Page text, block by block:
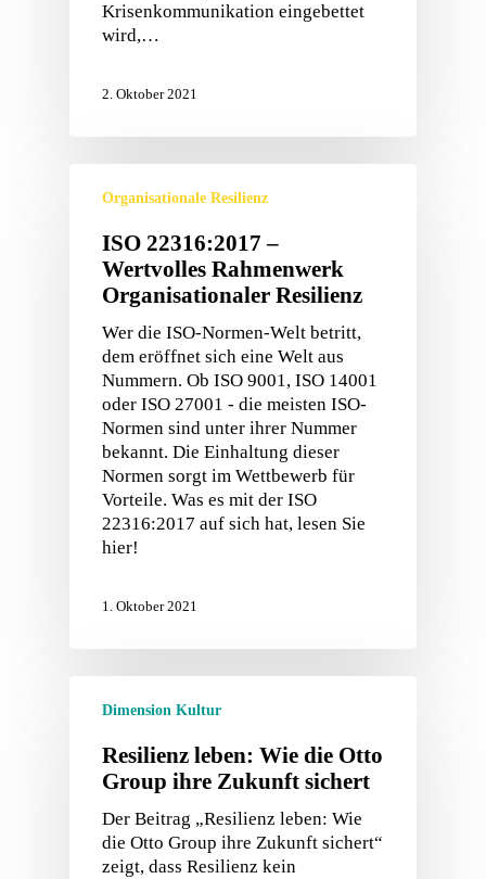
Krisenkommunikation eingebettet
wird,…
2. Oktober 2021
Organisationale Resilienz
ISO 22316:2017 –
Wertvolles Rahmenwerk
Organisationaler Resilienz
Wer die ISO-Normen-Welt betritt,
dem eröffnet sich eine Welt aus
Nummern. Ob ISO 9001, ISO 14001
oder ISO 27001 - die meisten ISO-
Normen sind unter ihrer Nummer
bekannt. Die Einhaltung dieser
Normen sorgt im Wettbewerb für
Vorteile. Was es mit der ISO
22316:2017 auf sich hat, lesen Sie
hier!
1. Oktober 2021
Dimension Kultur
Resilienz leben: Wie die Otto
Group ihre Zukunft sichert
Der Beitrag „Resilienz leben: Wie
die Otto Group ihre Zukunft sichert“
zeigt, dass Resilienz kein